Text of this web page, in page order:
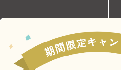
Cookieポリシー